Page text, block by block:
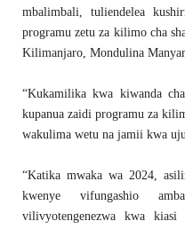
mbalimbali, tuliendelea
programu zetu za kilimo cha
Kilimanjaro, Mondulina
“Kukamilika kwa kiwanda
kupanua zaidi programu za
wakulima wetu na jamii kwa
“Katika mwaka wa 2024,
kwenye vifungashio
vilivyotengenezwa kwa